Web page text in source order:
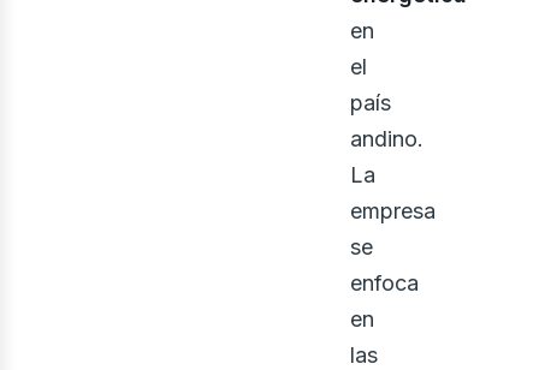
en
el
país
andino.
La
empresa
se
enfoca
en
las